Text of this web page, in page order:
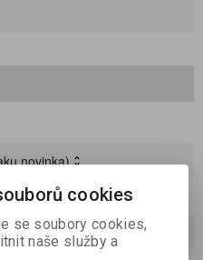
novinka)
Ceník
1 záznamů
cookies
se soubory cookies,
naše služby a